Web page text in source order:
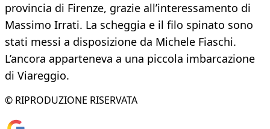
provincia di Firenze, grazie all’interessamento di
Massimo Irrati. La scheggia e il filo spinato sono
stati messi a disposizione da Michele Fiaschi.
L’ancora apparteneva a una piccola imbarcazione
di Viareggio.
© RIPRODUZIONE RISERVATA